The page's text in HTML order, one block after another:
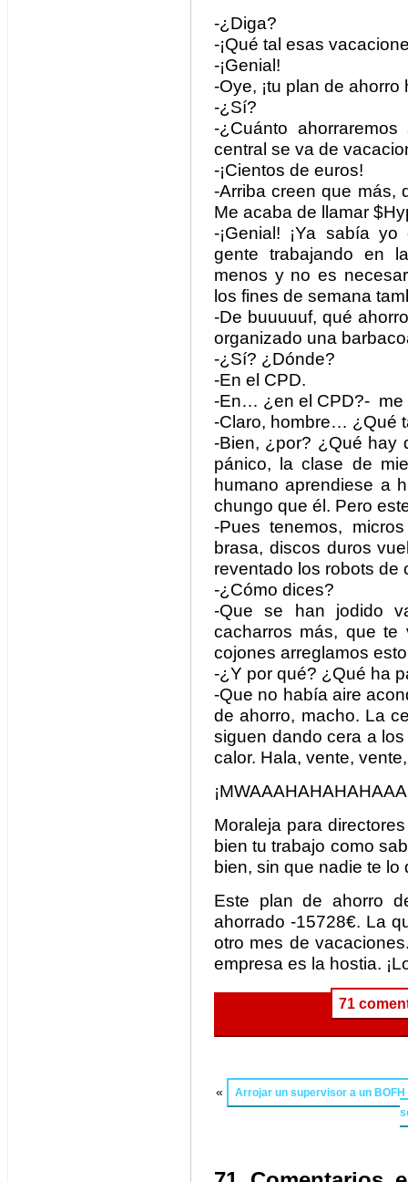
-¿Diga?
-¡Qué tal esas
-¡Genial!
-Oye, ¡tu plan de
-¿Sí?
-¿Cuánto
central se va de
-¡Cientos de euros!
-Arriba creen que más,
Me acaba de llamar
-¡Genial! ¡Ya sabía
gente trabajando en
menos y no es
los fines de semana
-De buuuuuf, qué
organizado una
-¿Sí? ¿Dónde?
-En el CPD.
-En… ¿en el CPD?- me
-Claro, hombre… ¿Qué
-Bien, ¿por? ¿Qué hay
pánico, la clase de
humano aprendiese a
chungo que él. Pero
-Pues tenemos,
brasa, discos duros
reventado los robots de
-¿Cómo dices?
-Que se han jodido
cacharros más, que
cojones arreglamos
-¿Y por qué? ¿Qué ha
-Que no había aire
de ahorro, macho. La
siguen dando cera a
calor. Hala, vente,
Moraleja para
bien tu trabajo como
bien, sin que nadie te lo
Este plan de ahorro
ahorrado -15728€. La
otro mes de
empresa es la hostia.
71
«
Arrojar un supervisor a un BOFH